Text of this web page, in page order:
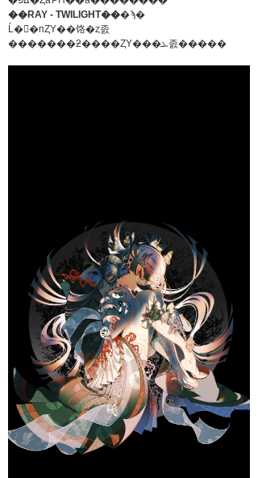
��RAY - TWILIGHT���ϡ�
Ĺ��пȤΥ��饹�ȥ졼
�������ƻ����ȤΥ���ܥ졼�����